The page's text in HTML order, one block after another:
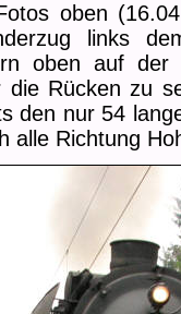
oben
links
oben auf der
die Rücken zu
den nur 54
alle Richtung